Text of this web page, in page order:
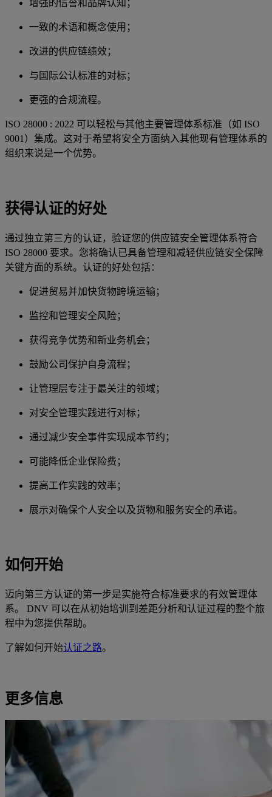
增强的信誉和品牌认知；
一致的术语和概念使用；
改进的供应链绩效；
与国际公认标准的对标；
更强的合规流程。
ISO 28000 : 2022 可以轻松与其他主要管理体系标准（如 ISO
9001）集成。这对于希望将安全方面纳入其他现有管理体系的
组织来说是一个优势。
获得认证的好处
通过独立第三方的认证，验证您的供应链安全管理体系符合
ISO 28000 要求。您将确认已具备管理和减轻供应链安全保障
关键方面的系统。认证的好处包括：
促进贸易并加快货物跨境运输；
监控和管理安全风险；
获得竞争优势和新业务机会；
鼓励公司保护自身流程；
让管理层专注于最关注的领域；
对安全管理实践进行对标；
通过减少安全事件实现成本节约；
可能降低企业保险费；
提高工作实践的效率；
展示对确保个人安全以及货物和服务安全的承诺。
如何开始
迈向第三方认证的第一步是实施符合标准要求的有效管理体
系。 DNV 可以在从初始培训到差距分析和认证过程的整个旅
程中为您提供帮助。
了解如何开始认证之路。
更多信息